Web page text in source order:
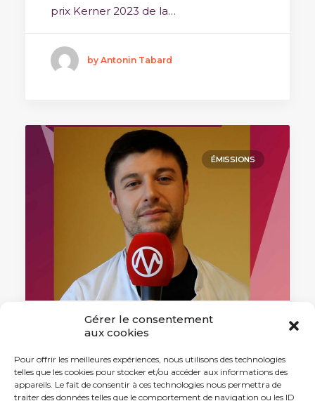
Gérer le consentement
aux cookies
Pour offrir les meilleures expériences, nous utilisons des technologies
telles que les cookies pour stocker et/ou accéder aux informations des
appareils. Le fait de consentir à ces technologies nous permettra de
traiter des données telles que le comportement de navigation ou les ID
prix Kerner 2023 de la…
by Antonin Tabard
ÉMISSIONS
7 novembre 2023
L’innovation santé vue par… Nicolas
Roussot, interne au CGFL
Interne en oncologie médicale au CGFL